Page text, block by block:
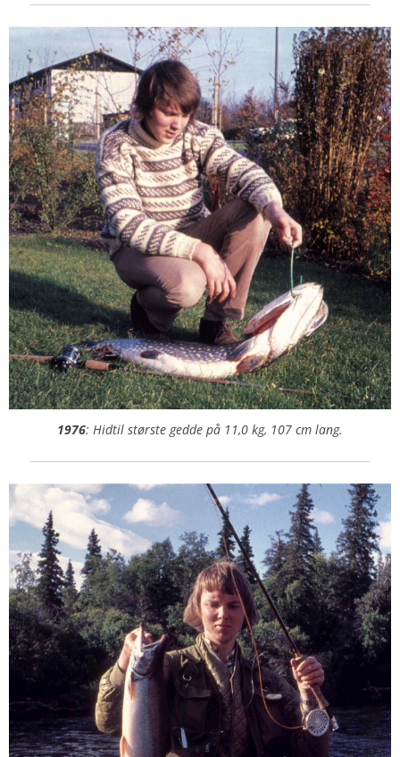
1976: Hidtil største gedde på 11,0 kg, 107 cm lang.